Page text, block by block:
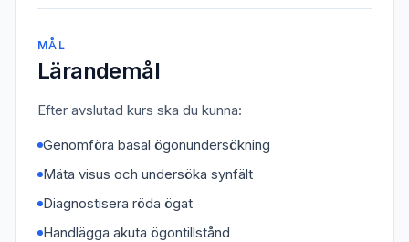
MÅL
Lärandemål
Efter avslutad kurs ska du kunna:
Genomföra basal ögonundersökning
Mäta visus och undersöka synfält
Diagnostisera röda ögat
Handlägga akuta ögontillstånd